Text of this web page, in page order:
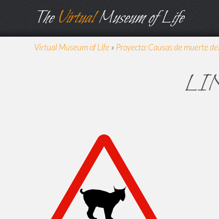
TheVirtualMuseum of Life
Virtual Museum of Life » Proyecto: Causas de muerte